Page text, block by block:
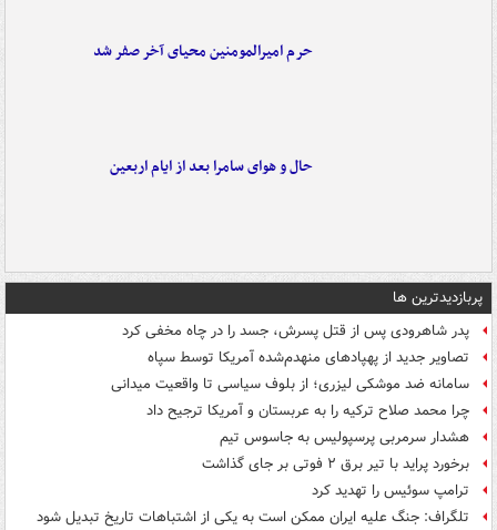
حرم امیرالمومنین محیای آخر صفر شد
حال و هوای سامرا بعد از ایام اربعین
پربازدیدترین ها
پدر شاهرودی پس از قتل پسرش، جسد را در چاه مخفی کرد
تصاویر جدید از پهپادهای منهدم‌شده آمریکا توسط سپاه
سامانه ضد موشکی لیزری؛ از بلوف سیاسی تا واقعیت میدانی
چرا محمد صلاح ترکیه را به عربستان و آمریکا ترجیح داد
هشدار سرمربی پرسپولیس به جاسوس تیم
برخورد پراید با تیر برق ۲ فوتی بر جای گذاشت
ترامپ سوئیس را تهدید کرد
تلگراف: جنگ علیه ایران ممکن است به یکی از اشتباهات تاریخ تبدیل شود